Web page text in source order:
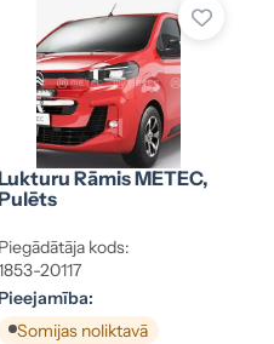
Rāmis METEC,
Piegādātāja kods:
20117
Somijas noliktavā